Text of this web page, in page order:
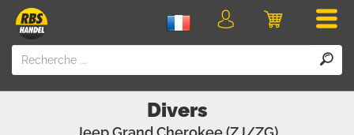
Panier
Login
Divers